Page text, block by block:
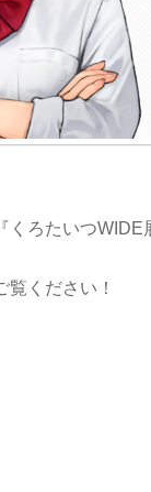
ろたいつWIDE
ください！